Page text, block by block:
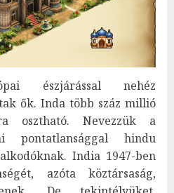
észjárással nehéz
ők. Inda több száz millió
osztható. Nevezzük a
pontatlansággal hindu
India 1947-ben
azóta köztársaság,